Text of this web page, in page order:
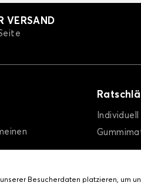
VERSAND
CookiesBesucherdaten platzieren, um